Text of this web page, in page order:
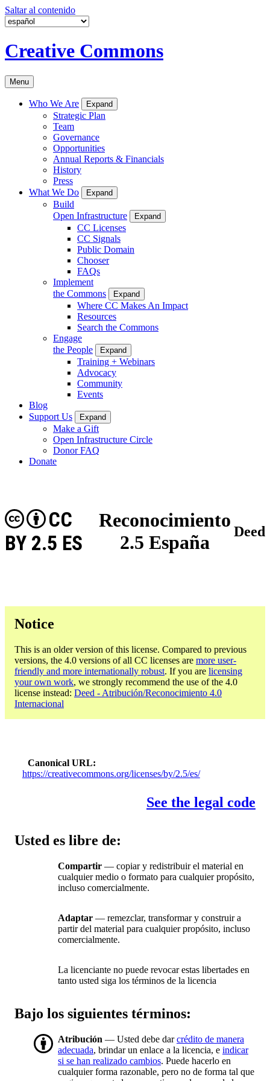
Saltar al contenido
Creative Commons
Menu
Who We Are Expand
Strategic Plan
Team
Governance
Opportunities
Annual Reports & Financials
History
Press
What We Do
Expand
Build
Open Infrastructure
Expand
CC Licenses
CC Signals
Public Domain
Chooser
FAQs
Implement
the Commons
Expand
Where CC Makes An Impact
Resources
Search the Commons
Engage
the People
Expand
Training + Webinars
Advocacy
Community
Events
Blog
Support Us
Expand
Make a Gift
Open Infrastructure Circle
Donor FAQ
Donate
Reconocimiento
2.5 España
CC
BY 2.5 ES
Deed
Notice
This is an older version of this license. Compared to previous
versions, the 4.0 versions of all CC licenses are more user-
friendly and more internationally robust. If you are licensing
your own work, we strongly recommend the use of the 4.0
license instead: Deed - Atribución/Reconocimiento 4.0
Internacional
Canonical URL
https://creativecommons.org/licenses/by/2.5/es/
See the legal code
Usted es libre de:
Compartir — copiar y redistribuir el material en
cualquier medio o formato para cualquier propósito,
incluso comercialmente.
Adaptar — remezclar, transformar y construir a
partir del material para cualquier propósito, incluso
comercialmente.
La licenciante no puede revocar estas libertades en
tanto usted siga los términos de la licencia
Bajo los siguientes términos:
Atribución — Usted debe darcrédito de manera
adecuada, brindar un enlace a la licencia, e indicar
si se han realizado cambios. Puede hacerlo en
cualquier forma razonable, pero no de forma tal que